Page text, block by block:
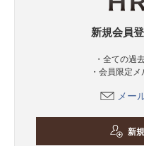
新規会員
・全ての過
・会員限定
メー
新